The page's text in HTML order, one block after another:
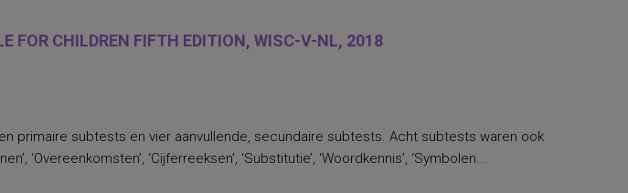
FOR CHILDREN FIFTH EDITION, WISC-V-NL, 2018
primaire subtests en vier aanvullende, secundaire subtests. Acht subtests waren ook
‘Overeenkomsten’, ‘Cijferreeksen’, ‘Substitutie’, ‘Woordkennis’, ‘Symbolen...